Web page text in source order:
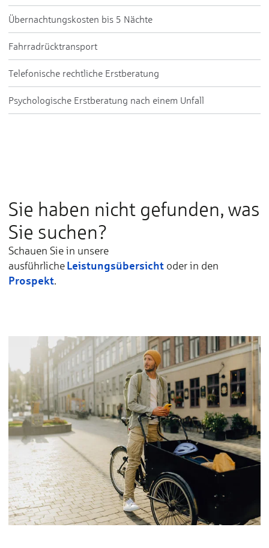
Übernachtungskosten bis 5 Nächte
Fahrradrücktransport
Telefonische rechtliche Erstberatung
Psychologische Erstberatung nach einem Unfall
Sie haben nicht gefunden, was
Sie suchen?
Schauen Sie in unsere
ausführlicheLeistungsübersicht oder in den
Prospekt.